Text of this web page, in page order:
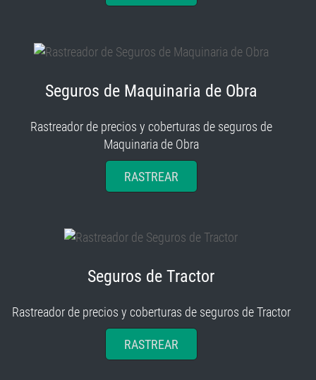
Seguros de Maquinaria de Obra
Rastreador de precios y coberturas de seguros de
Maquinaria de Obra
RASTREAR
Seguros de Tractor
Rastreador de precios y coberturas de seguros de Tractor
RASTREAR